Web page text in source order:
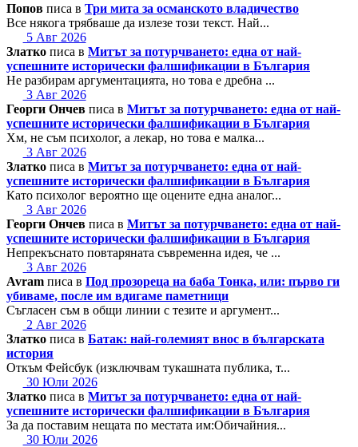
Попов писа в Три мита за османското владичество
Все някога трябваше да излезе този текст. Най...
5 Авг 2026
Златко писа в Митът за потурчването: една от най-
успешните исторически фалшификации в България
Не разбирам аргументацията, но това е дребна ...
3 Авг 2026
Георги Ончев писа в Митът за потурчването: една от най-
успешните исторически фалшификации в България
Хм, не съм психолог, а лекар, но това е малка...
3 Авг 2026
Златко писа в Митът за потурчването: една от най-
успешните исторически фалшификации в България
Като психолог вероятно ще оцените една аналог...
3 Авг 2026
Георги Ончев писа в Митът за потурчването: една от най-
успешните исторически фалшификации в България
Непрекъснато повтаряната съвременна идея, че ...
3 Авг 2026
Avram писа в Под прозореца на баба Тонка, или: първо ги
убиваме, после им вдигаме паметници
Съгласен съм в общи линии с тезите и аргумент...
2 Авг 2026
Златко писа в Батак: най-големият внос в българската
история
Откъм Фейсбук (изключвам тукашната публика, т...
30 Юли 2026
Златко писа в Митът за потурчването: една от най-
успешните исторически фалшификации в България
За да поставим нещата по местата им:Обичайния...
30 Юли 2026